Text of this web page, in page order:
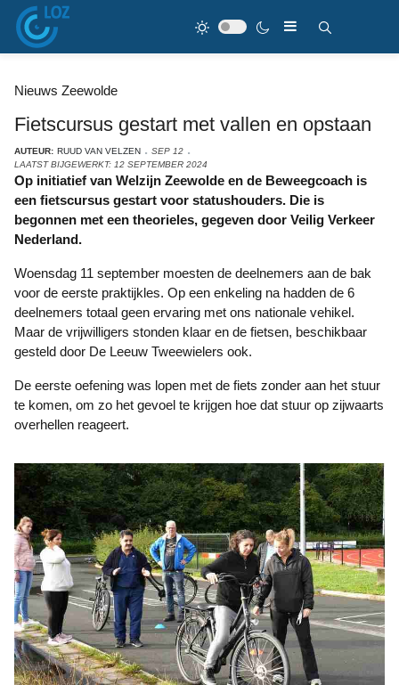
Nieuws Zeewolde
Fietscursus gestart met vallen en opstaan
AUTEUR: RUUD VAN VELZEN
SEP 12
LAATST BIJGEWERKT: 12 SEPTEMBER 2024
Op initiatief van Welzijn Zeewolde en de Beweegcoach is
een fietscursus gestart voor statushouders. Die is
begonnen met een theorieles, gegeven door Veilig Verkeer
Nederland.
Woensdag 11 september moesten de deelnemers aan de bak
voor de eerste praktijkles. Op een enkeling na hadden de 6
deelnemers totaal geen ervaring met ons nationale vehikel.
Maar de vrijwilligers stonden klaar en de fietsen, beschikbaar
gesteld door De Leeuw Tweewielers ook.
De eerste oefening was lopen met de fiets zonder aan het stuur
te komen, om zo het gevoel te krijgen hoe dat stuur op zijwaarts
overhellen reageert.